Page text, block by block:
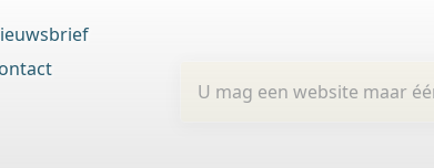
U mag een website maar